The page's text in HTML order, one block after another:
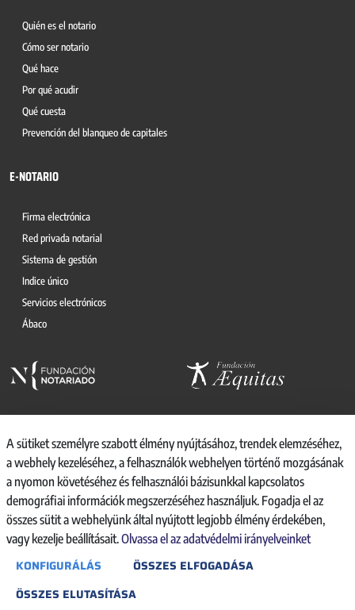
Quién es el notario
Cómo ser notario
Qué hace
Por qué acudir
Qué cuesta
Prevención del blanqueo de capitales
E-NOTARIO
Firma electrónica
Red privada notarial
Sistema de gestión
Indice único
Servicios electrónicos
Ábaco
© 2026, CONSEJO GENERAL DEL NOTARIO
CANAL INTERNO DE INFORMACIÓN
REGISTRO DE ACTIVIDADES DE TRATAMIENTO
AVISO LEGAL
POLÍTICA DE COOKIES
ACCESIBILIDAD
A sütiket személyre szabott élmény nyújtásához, trendek elemzéséhez,
a webhely kezeléséhez, a felhasználók webhelyen történő mozgásának
a nyomon követéséhez és felhasználói bázisunkkal kapcsolatos
demográfiai információk megszerzéséhez használjuk. Fogadja el az
összes sütit a webhelyünk által nyújtott legjobb élmény érdekében,
vagy kezelje beállításait.Olvassa el az adatvédelmi irányelveinket
KONFIGURÁLÁS
ÖSSZES ELFOGADÁSA
ÖSSZES ELUTASÍTÁSA